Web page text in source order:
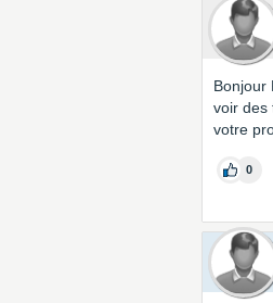
Bonjour
voir des
votre
0